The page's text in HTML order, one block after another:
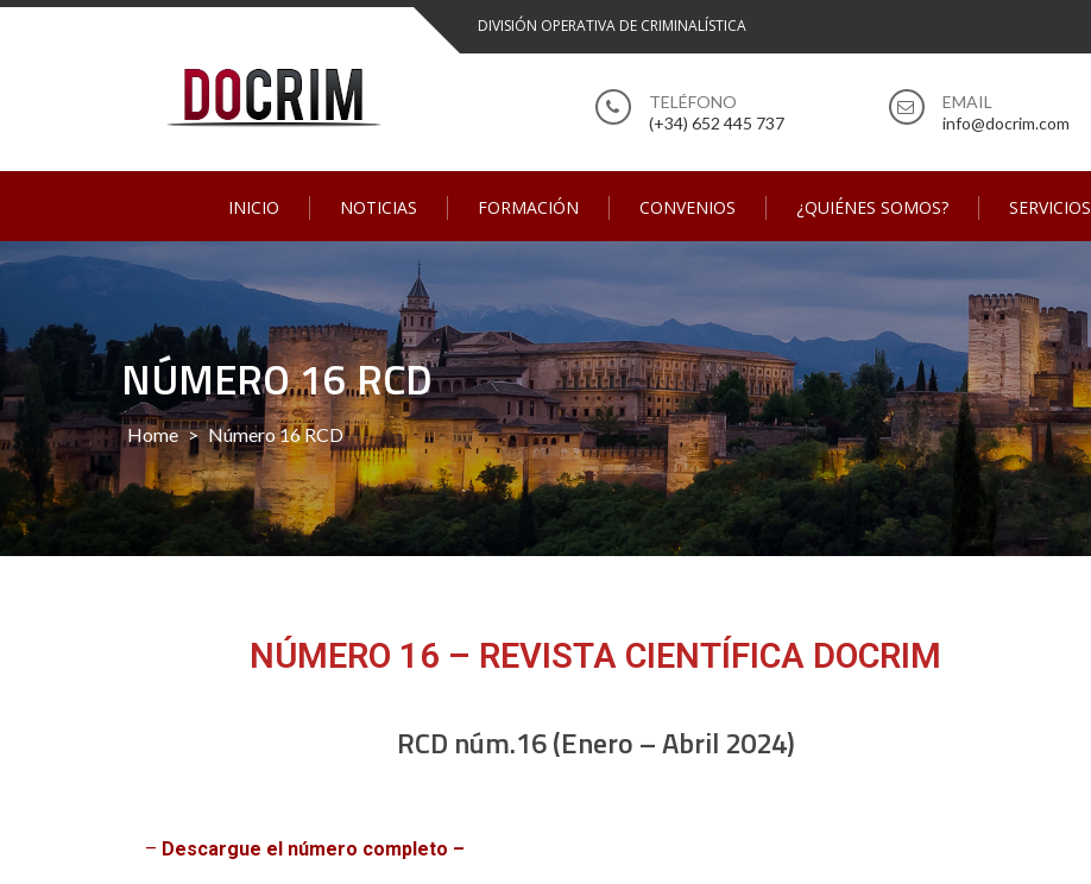
DIVISIÓN OPERATIVA DE CRIMINALÍSTICA
(+34) 652 445 737 info@docrim.com
INICIO NOTICIAS FORMACIÓN CONVENIOS ¿QUIÉNES SOMOS? SERVICIOS
NÚMERO 16 RCD
Home > Número 16 RCD
NÚMERO 16 – REVISTA CIENTÍFICA DOCRIM
RCD núm.16 (Enero – Abril 2024)
– Descargue el número completo –